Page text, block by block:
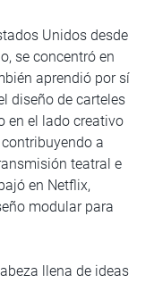
Unidos desde
se concentró en
aprendió por sí
diseño de carteles
en el lado creativo
a
teatral e
en Netflix,
modular para
llena de ideas